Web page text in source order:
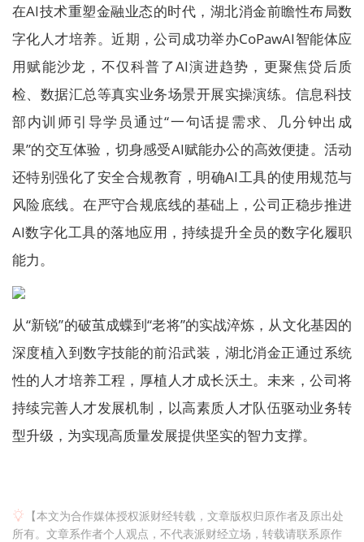
在AI技术重塑金融业态的时代，湖北消金前瞻性布局数
字化人才培养。近期，公司成功举办CoPawAI智能体应
用赋能沙龙，不仅科普了AI演进趋势，更聚焦贷后质
检、数据汇总等真实业务场景开展实操演练。信息科技
部内训师引导学员通过“一句话提需求、几分钟出成
果”的交互体验，切身感受AI赋能办公的高效便捷。活动
还特别强化了安全合规教育，明确AI工具的使用规范与
风险底线。在严守合规底线的基础上，公司正稳步推进
AI数字化工具的落地应用，持续提升全员的数字化履职
能力。
从“新锐”的破茧成蝶到“老将”的实战淬炼，从文化基因的
深度植入到数字技能的前沿武装，湖北消金正通过系统
性的人才培养工程，厚植人才成长沃土。未来，公司将
持续完善人才发展机制，以高素质人才队伍驱动业务转
型升级，为实现高质量发展提供坚实的智力支撑。
【本文为合作媒体授权派财经转载，文章版权归原作者及原出处
所有。文章系作者个人观点，不代表派财经立场，转载请联系原作